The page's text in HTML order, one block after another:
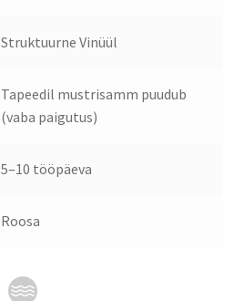
Struktuurne Vinüül
Tapeedil mustrisamm puudub
(vaba paigutus)
5–10 tööpäeva
Roosa